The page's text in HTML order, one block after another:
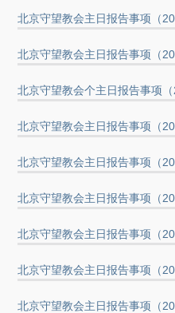
北京守望教会主日报告事项（
北京守望教会主日报告事项（
北京守望教会个主日报告事项（
北京守望教会主日报告事项（
北京守望教会主日报告事项（
北京守望教会主日报告事项（
北京守望教会主日报告事项（
北京守望教会主日报告事项（
北京守望教会主日报告事项（